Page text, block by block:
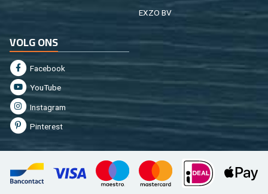
EXZO BV
VOLG ONS
Fa­cebook
You­Tu­be
In­st­agram
Pin­te­rest